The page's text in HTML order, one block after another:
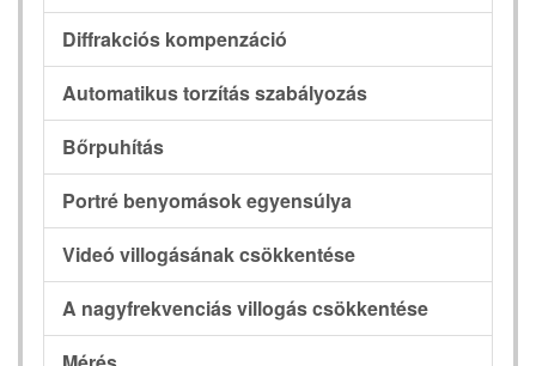
Diffrakciós kompenzáció
Automatikus torzítás szabályozás
Bőrpuhítás
Portré benyomások egyensúlya
Videó villogásának csökkentése
A nagyfrekvenciás villogás csökkentése